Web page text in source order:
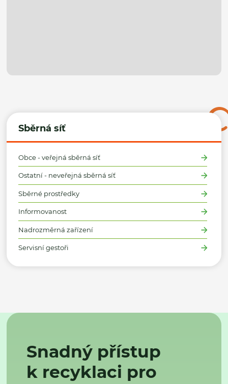
Sběrná síť
Obce - veřejná sběrná síť
Ostatní - neveřejná sběrná síť
Sběrné prostředky
Informovanost
Nadrozměrná zařízení
Servisní gestoři
Snadný přístup
k recyklaci pro